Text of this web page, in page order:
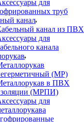
для
труб
канал
канал из ПВХ
для
канала
(МР)
в ПВХ
(МРПИ)
для